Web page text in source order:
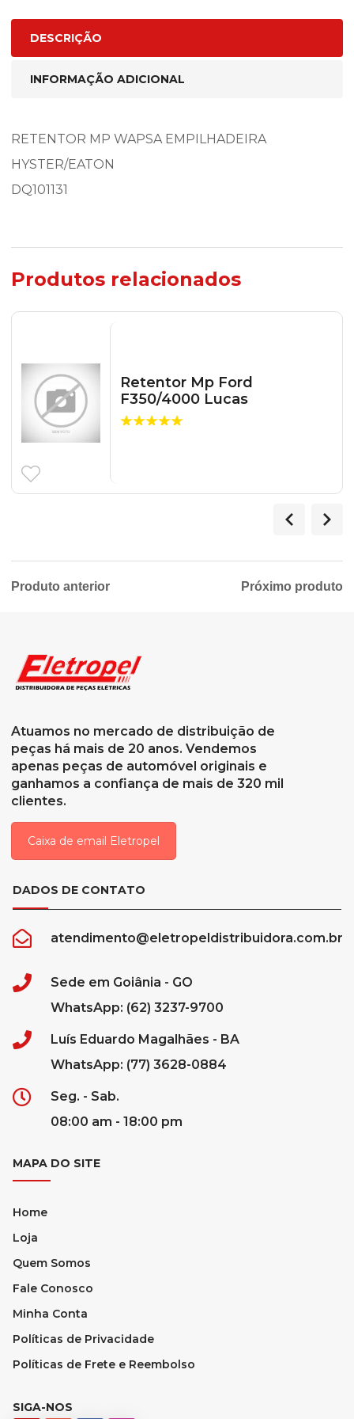
DESCRIÇÃO
INFORMAÇÃO ADICIONAL
RETENTOR MP WAPSA EMPILHADEIRA
HYSTER/EATON
DQ101131
Produtos relacionados
Retentor Mp Ford
F350/4000 Lucas
Produto anterior Próximo produto
Atuamos no mercado de distribuição de
peças há mais de 20 anos. Vendemos
apenas peças de automóvel originais e
ganhamos a confiança de mais de 320 mil
clientes.
Caixa de email Eletropel
DADOS DE CONTATO
atendimento@eletropeldistribuidora.com.br
Sede em Goiânia - GO
WhatsApp: (62) 3237-9700
Luís Eduardo Magalhães - BA
WhatsApp: (77) 3628-0884
Seg. - Sab.
08:00 am - 18:00 pm
MAPA DO SITE
Home
Loja
Quem Somos
Fale Conosco
Minha Conta
Políticas de Privacidade
Políticas de Frete e Reembolso
SIGA-NOS